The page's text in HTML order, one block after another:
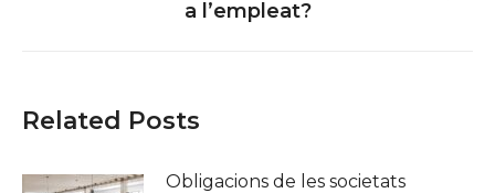
post:
a l’empleat?
Related Posts
Obligacions de les societats